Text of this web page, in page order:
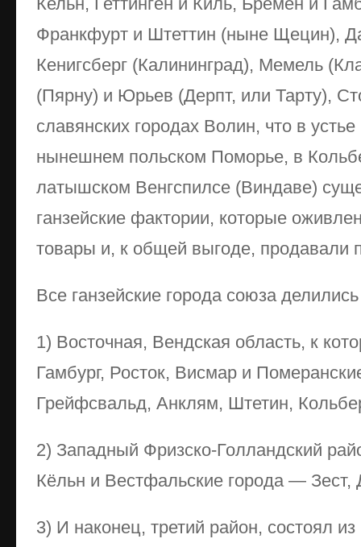
Франкфурт и Штеттин (ныне Щецин),
Кенигсберг (Калининград), Мемель
(Пярну) и Юрьев (Дерпт, или Тарту),
славянских городах Волин, что в
нынешнем польском Поморье, в
латышском Венгспилсе (Виндаве)
ганзейские фактории, которые
товары и, к общей выгоде, продавали
Все ганзейские города союза
1) Восточная, Вендская область, к
Гамбург, Росток, Висмар и
Грейфсвальд, Анклям, Штетин,
2) Западный Фризско-Голландский
Кёльн и Вестфальские города — Зест,
3) И наконец, третий район, состоял